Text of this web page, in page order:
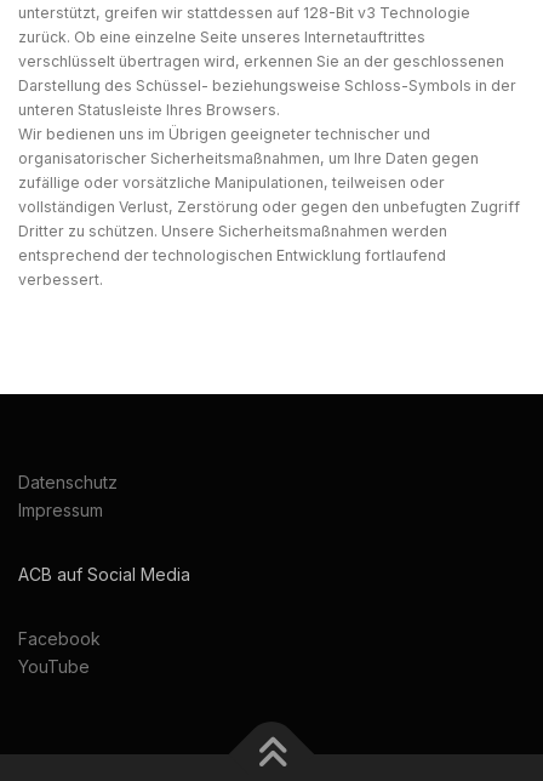
unterstützt, greifen wir stattdessen auf 128-Bit v3 Technologie
zurück. Ob eine einzelne Seite unseres Internetauftrittes
verschlüsselt übertragen wird, erkennen Sie an der geschlossenen
Darstellung des Schüssel- beziehungsweise Schloss-Symbols in der
unteren Statusleiste Ihres Browsers.
Wir bedienen uns im Übrigen geeigneter technischer und
organisatorischer Sicherheitsmaßnahmen, um Ihre Daten gegen
zufällige oder vorsätzliche Manipulationen, teilweisen oder
vollständigen Verlust, Zerstörung oder gegen den unbefugten Zugriff
Dritter zu schützen. Unsere Sicherheitsmaßnahmen werden
entsprechend der technologischen Entwicklung fortlaufend
verbessert.
Datenschutz
Impressum
ACB auf Social Media
Facebook
YouTube